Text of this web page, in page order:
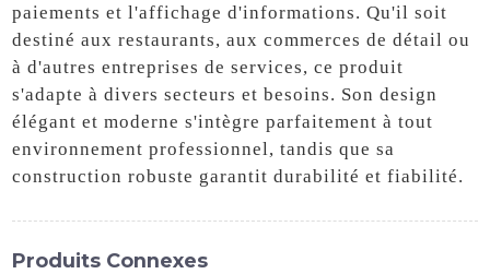
paiements et l'affichage d'informations. Qu'il soit
destiné aux restaurants, aux commerces de détail ou
à d'autres entreprises de services, ce produit
s'adapte à divers secteurs et besoins. Son design
élégant et moderne s'intègre parfaitement à tout
environnement professionnel, tandis que sa
construction robuste garantit durabilité et fiabilité.
Produits Connexes